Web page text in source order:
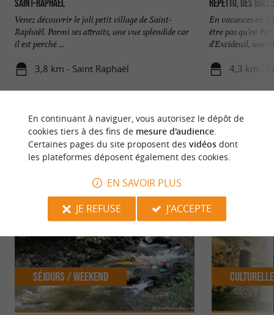
Saint-Raphaël
Venez découvrir le joli petit village de Saint-
Raphaël. Parmi ses attraits, une vue splendide car
il est perché ...
3,8 km - Saint Raphaël
Repetto, des
En vacances en
être pas qu'en
d'Excideuil, une
4,3 km -
NOUS AVONS TESTÉPOUR VOUS
Séjours / Weekend Culturelle
En continuant à naviguer, vous autorisez le dépôt de
cookies tiers à des fins de mesure d'audience.
Certaines pages du site proposent des vidéosdont
les plateformes déposent également des cookies.
EN SAVOIR PLUS
JE REFUSE
J'ACCEPTE